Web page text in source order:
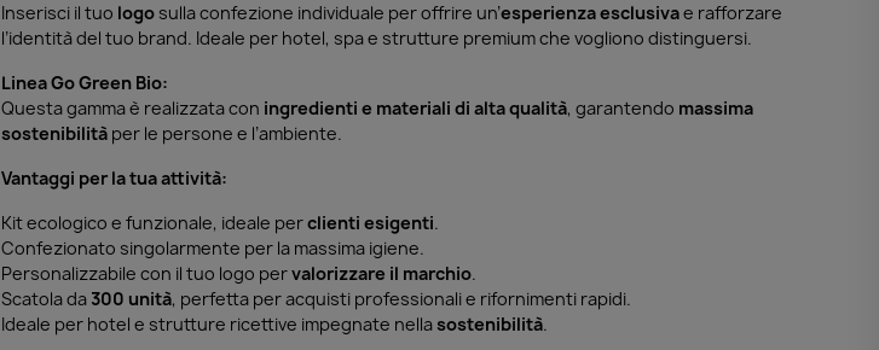
Inserisci il tuo logosulla confezione individuale per offrire un’esperienza esclusivae rafforzare
l’identità del tuo brand. Ideale per hotel, spa e strutture premium che vogliono distinguersi.
Linea Go Green Bio:
Questa gamma è realizzata con ingredienti e materiali di alta qualità, garantendo massima
sostenibilitàper le persone e l’ambiente.
Vantaggi per la tua attività:
Kit ecologico e funzionale, ideale perclienti esigenti.
Confezionato singolarmente per la massima igiene.
Personalizzabile con il tuo logo pervalorizzare il marchio.
Scatola da 300 unità, perfetta per acquisti professionali e rifornimenti rapidi.
Ideale per hotel e strutture ricettive impegnate nellasostenibilità.